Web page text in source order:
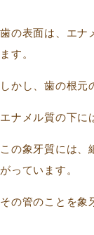
歯の表面は、エナ
ます。
しかし、歯の根元
エナメル質の下に
この象牙質には、
がっています。
その管のことを象